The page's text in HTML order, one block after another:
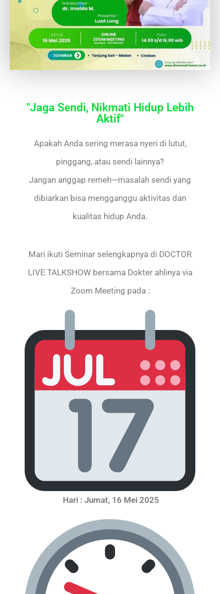
"Jaga Sendi, Nikmati Hidup Lebih
Aktif"
Apakah Anda sering merasa nyeri di lutut,
pinggang, atau sendi lainnya?
Jangan anggap remeh—masalah sendi yang
dibiarkan bisa mengganggu aktivitas dan
kualitas hidup Anda.
Mari ikuti Seminar selengkapnya di DOCTOR
LIVE TALKSHOW bersama Dokter ahlinya via
Zoom Meeting pada :
Hari : Jumat, 16 Mei 2025